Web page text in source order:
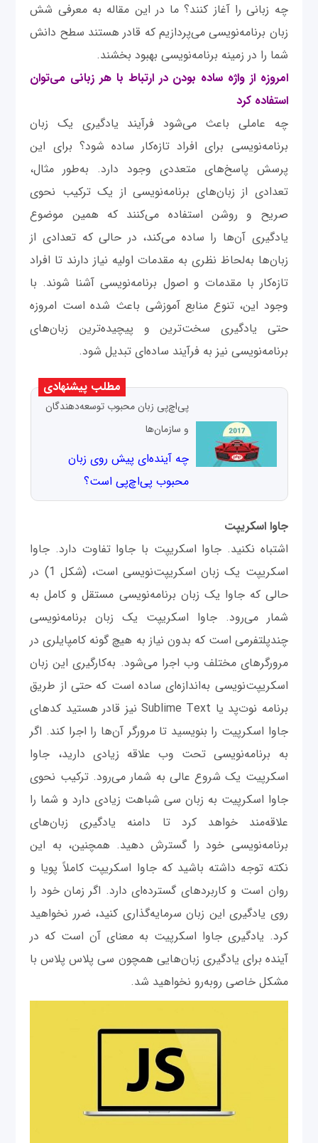
چه زبانی را آغاز کنند؟ ما در این مقاله به معرفی شش
زبان برنامه‌نویسی می‌پردازیم که قادر هستند سطح دانش
شما را در زمینه برنامه‌نویسی بهبود بخشند.
امروزه از واژه ساده بودن در ارتباط با هر زبانی می‌توان
استفاده کرد
چه عاملی باعث می‌شود فرآیند یادگیری یک زبان
برنامه‌نویسی برای افراد تازه‌کار ساده شود؟ برای این
پرسش پاسخ‌های متعددی وجود دارد. به‌طور مثال،
تعدادی از زبان‌های برنامه‌نویسی از یک ترکیب نحوی
صریح و روشن استفاده می‌کنند که همین موضوع
یادگیری آن‌ها را ساده می‌کند، در حالی که تعدادی از
زبان‌ها به‌لحاظ نظری به مقدمات اولیه نیاز دارند تا افراد
تازه‌کار با مقدمات و اصول برنامه‌نویسی آشنا شوند. با
وجود این، تنوع منابع آموزشی باعث شده است امروزه
حتی یادگیری سخت‌ترین و پیچیده‌ترین زبان‌های
برنامه‌نویسی نیز به فرآیند ساده‌ای تبدیل شود.
مطلب پیشنهادی
پی‌اچ‌پی زبان محبوب توسعه‌دهندگان
و سازمان‌‌ها
چه آینده‌ای پیش روی زبان
محبوب پی‌اچ‌پی است؟
جاوا اسکریپت
اشتباه نکنید. جاوا اسکریپت با جاوا تفاوت دارد. جاوا
اسکریپت یک زبان اسکریپت‌نویسی است، (شکل 1) در
حالی که جاوا یک زبان برنامه‌نویسی مستقل و کامل به
شمار می‌رود. جاوا اسکریپت یک زبان برنامه‌نویسی
چندپلتفرمی است که بدون نیاز به هیچ ‌گونه کامپایلری در
مرورگرهای مختلف وب اجرا می‌شود. به‌کارگیری این زبان‌
اسکریپت‌نویسی به‌اندازه‌ای ساده است که حتی از طریق
برنامه نوت‌پد یا Sublime Text نیز قادر هستید کدهای
جاوا اسکرپیت را بنویسید تا مرورگر آن‌ها را اجرا کند. اگر
به برنامه‌نویسی تحت وب علاقه زیادی دارید، جاوا
اسکرپیت یک شروع عالی به شمار می‌رود. ترکیب نحوی
جاوا اسکرپیت به زبان سی شباهت زیادی دارد و شما را
علاقه‌مند خواهد کرد تا دامنه یادگیری زبان‌های
برنامه‌نویسی خود را گسترش دهید. همچنین، به این
نکته توجه داشته باشید که جاوا اسکریپت کاملاً پویا و
روان است و کاربردهای گسترده‌ای دارد. اگر زمان خود را
روی یادگیری این زبان سرمایه‌گذاری کنید، ضرر نخواهید
کرد. یادگیری جاوا اسکرپیت به معنای آن است که در
آینده برای یادگیری زبان‌هایی همچون سی پلاس پلاس با
مشکل خاصی روبه‌رو نخواهید شد.